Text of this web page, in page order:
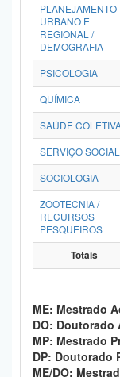
PLANEJAMENTO
URBANO E
REGIONAL /
DEMOGRAFIA
PSICOLOGIA
QUÍMICA
SAÚDE
SERVIÇO SOCIAL
SOCIOLOGIA
ZOOTECNIA /
RECURSOS
PESQUEIROS
Totais
ME: Mestrado
DO:
MP: Mestrado
DP: Doutorado
ME/DO: